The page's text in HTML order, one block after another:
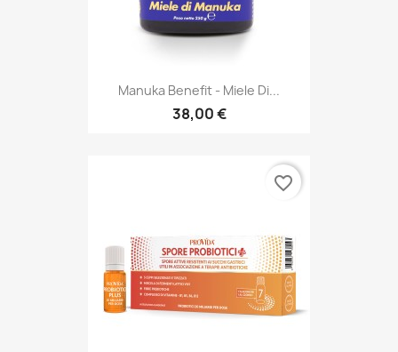
Manuka Benefit - Miele Di...
38,00 €
favorite_border